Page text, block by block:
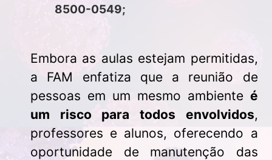
8500-0549;
Embora as aulas estejam permitidas,
a FAM enfatiza que a reunião de
pessoas em um mesmo ambiente é
um risco para todos envolvidos,
professores e alunos, oferecendo a
oportunidade de manutenção das